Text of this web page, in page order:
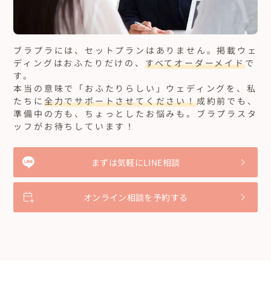
ブラプラには、セットプランはありません。掲載ウェ
ディングはおふたりだけの、 すべてオーダーメイドで
す。
本当の意味で「おふたりらしい」ウェディングを、私
たちに 全力でサポートさせてください！成約前でも、
準備中の方も、ちょっとしたお悩みも。ブラプラスタ
ッフがお待ちしています！
まずは気軽にLINE相談
オンライン相談を予約する